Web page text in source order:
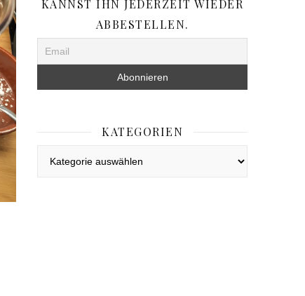
KANNST IHN JEDERZEIT WIEDER
ABBESTELLEN.
KATEGORIEN